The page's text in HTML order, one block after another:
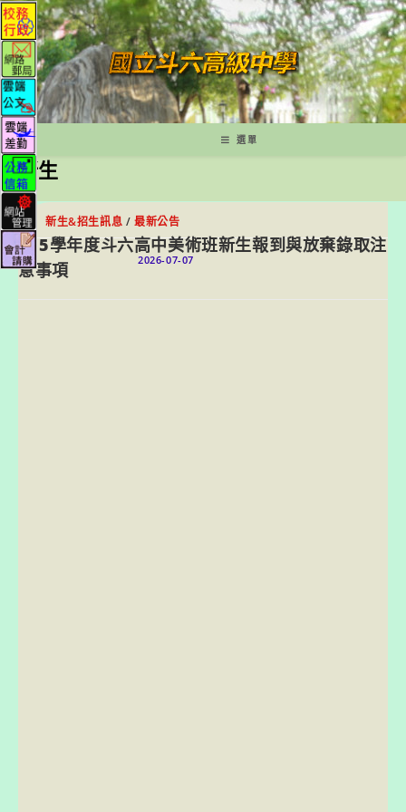
跳
轉
至
主
要
內
容
選單
新生
新生&招生訊息 /最新公告
115學年度斗六高中美術班新生報到與放棄錄取注
意事項
2026-07-07